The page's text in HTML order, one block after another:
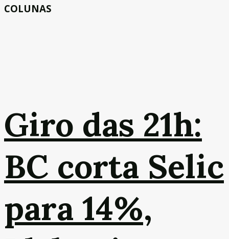
COLUNAS
Giro das 21h:
BC corta Selic
para 14%,